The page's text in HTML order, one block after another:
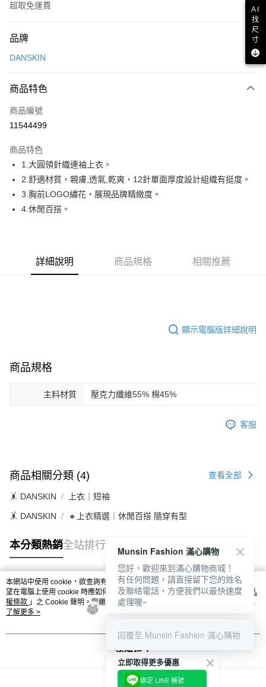
超取免運費
信用卡一次付款
LINE Pay
Apple Pay
悠遊付
AFTEE先享後付
相關說明
【關於「AFTEE先享後付」】
AFTEE先享後付是「在收到商品之後才付款」的支付方式。 讓您購物簡單
３．安心：先確認商品／服務後，再付款。
３．收到繳費通知簡訊後14天內，點擊此簡訊中的連結，可透過四大超商／
ATM／網路銀行／等多元方式進行付款，方視為交易完成。
後付繳納相關費用。
客戶支援中心」https://netprotections.freshdesk.com/support/home
１．透過由恩沛科技股份有限公司提供之「AFTEE先享後付」服務完成之交
https://aftee.tw/terms/#terms3
３．未成年的使用者請事先徵得法定代理人或監護人之同意方可使用
「AFTEE先享後付」，若未經同意申辦者引起之損失，本公司不負相關責
４．使用「AFTEE先享後付」時，將依據個別帳號之用戶狀況，依本公司即
５．嚴禁一人註冊多個帳號或使用他人資訊註冊。若發現惡意使用之情形，
恩沛科技股份有限公司將有權停止該用戶之使用額度並採取法律行動。
ATM付款
全家取貨付款
免運費
宅配
免運費
品牌
DANSKIN
商品特色
商品編號
11544499
商品特色
1.大圓領針織連袖上衣。
2.舒適材質，親膚,透氣,乾爽，12針單面厚度設計組織有挺度。
3.胸前LOGO繡花，展現品牌精緻度。
4.休閒百搭。
詳細說明 商品規格 相關推薦
顯示電腦版詳細說明
商品規格
主料材質 壓克力纖維55% 棉45%
客服
商品相關分類 (4) 查看全部
🤸 DANSKIN 上衣｜短袖
🤸 DANSKIN 🔸上衣精選｜休閒百搭 隨穿有型
本分類熱銷全站排行
熱門標籤
本網站中使用 cookie，欲查詢有關本網站使用 cookie 方式之詳情，及若您不希
望在電腦上使用 cookie 時應如何變更電腦的 cookie 設定，請參閱本網站「
隱私
權條款 」之 Cookie 聲明。您繼續使用本網站即表示您同意本公司得按本網站使
用條款之 Cookie 聲明使用 cookie。
了解更多 >
我知道了
立即取得更多優惠
綁定 LINE 帳號
Munsin Fashion 滿心購物
您好，歡迎來到滿心購物商城！
有任何問題，請直接留下您的姓名
及聯絡電話，方便我們以最快速度
處理喔~
回覆至 Munsin Fashion 滿心購物
AI
找
尺
寸